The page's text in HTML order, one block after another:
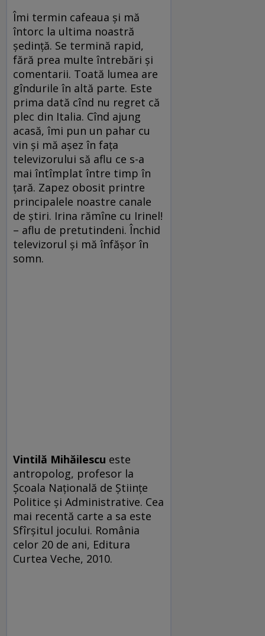
Îmi termin cafeaua şi mă
întorc la ultima noastră
şedinţă. Se termină rapid,
fără prea multe întrebări şi
comentarii. Toată lumea are
gîndurile în altă parte. Este
prima dată cînd nu regret că
plec din Italia. Cînd ajung
acasă, îmi pun un pahar cu
vin şi mă aşez în faţa
televizorului să aflu ce s-a
mai întîmplat între timp în
ţară. Zapez obosit printre
principalele noastre canale
de ştiri. Irina rămîne cu Irinel!
– aflu de pretutindeni. Închid
televizorul şi mă înfăşor în
somn.
Vintilă Mihăilescu este
antropolog, profesor la
Şcoala Naţională de Ştiinţe
Politice şi Administrative. Cea
mai recentă carte a sa este
Sfîrşitul jocului. România
celor 20 de ani, Editura
Curtea Veche, 2010.